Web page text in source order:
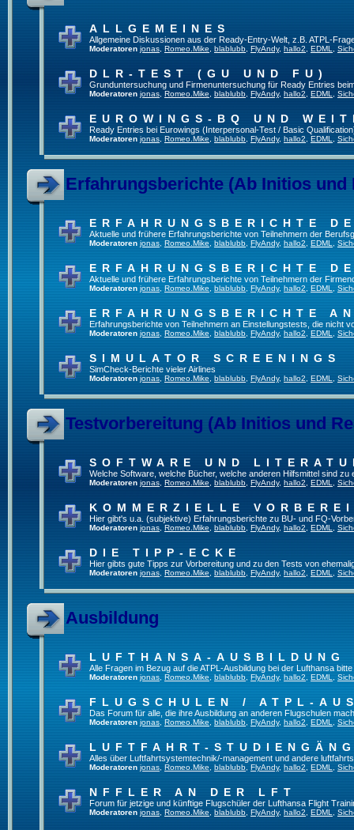
ALLGEMEINES
Allgemeine Diskussionen aus der Ready-Entry-Welt, z.B. ATPL-
Moderatoren jonas Romeo.Mike blablubb FlyAndy, hallo2 EDML
DLR-TEST (GU UND FU)
Grunduntersuchung und Firmenuntersuchung für Ready Entries
Moderatoren jonas Romeo.Mike blablubb FlyAndy, hallo2 EDML
EUROWINGS-BQ UND
Ready Entries bei Eurowings (Interpersonal-Test / Basic
Moderatoren jonas Romeo.Mike blablubb FlyAndy, hallo2 EDML
Erfahrungsberichte (Ab Initios und
ERFAHRUNGSBERICHTE
Aktuelle und frühere Erfahrungsberichte von Teilnehmern der
Moderatoren jonas Romeo.Mike blablubb FlyAndy, hallo2 EDML
ERFAHRUNGSBERICHTE
Aktuelle und frühere Erfahrungsberichte von Teilnehmern der
Moderatoren jonas Romeo.Mike blablubb FlyAndy, hallo2 EDML
ERFAHRUNGSBERICHTE
Erfahrungsberichte von Teilnehmern an Einstellungstests, die nicht
Moderatoren jonas Romeo.Mike blablubb FlyAndy, hallo2 EDML
SIMULATOR SCREENINGS
SimCheck-Berichte vieler Airlines
Moderatoren jonas Romeo.Mike blablubb FlyAndy, hallo2 EDML
Testvorbereitung (Ab Initios und
SOFTWARE UND
Welche Software, welche Bücher, welche anderen Hilfsmittel sind zu
Moderatoren jonas Romeo.Mike blablubb FlyAndy, hallo2 EDML
KOMMERZIELLE
Hier gibt's u.a. (subjektive) Erfahrungsberichte zu BU- und FQ-
Moderatoren jonas Romeo.Mike blablubb FlyAndy, hallo2 EDML
DIE TIPP-ECKE
Hier gibts gute Tipps zur Vorbereitung und zu den Tests von
Moderatoren jonas Romeo.Mike blablubb FlyAndy, hallo2 EDML
Ausbildung
LUFTHANSA-AUSBILDUNG
Alle Fragen im Bezug auf die ATPL-Ausbildung bei der Lufthansa
Moderatoren jonas Romeo.Mike blablubb FlyAndy, hallo2 EDML
FLUGSCHULEN / ATPL-
Das Forum für alle, die ihre Ausbildung an anderen Flugschulen
Moderatoren jonas Romeo.Mike blablubb FlyAndy, hallo2 EDML
LUFTFAHRT-
Alles über Luftfahrtsystemtechnik/-management und andere
Moderatoren jonas Romeo.Mike blablubb FlyAndy, hallo2 EDML
NFFLER AN DER LFT
Forum für jetzige und künftige Flugschüler der Lufthansa Flight
Moderatoren jonas Romeo.Mike blablubb FlyAndy, hallo2 EDML